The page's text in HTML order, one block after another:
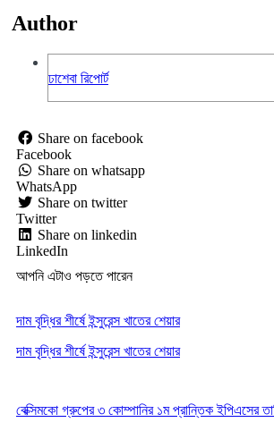
Author
ঢাশেবা রিপোর্ট
Share on facebook
Facebook
Share on whatsapp
WhatsApp
Share on twitter
Twitter
Share on linkedin
LinkedIn
আপনি এটাও পড়তে পারেন
দাম বৃদ্ধির শীর্ষে ইন্সুরেন্স খাতের শেয়ার
দাম বৃদ্ধির শীর্ষে ইন্সুরেন্স খাতের শেয়ার
বেক্সিমকো গ্রুপের ৩ কোম্পানির ১ম প্রান্তিক ইপিএসের